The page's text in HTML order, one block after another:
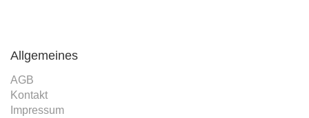
Allgemeines
AGB
Kontakt
Impressum